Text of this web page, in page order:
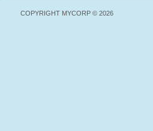
COPYRIGHT MYCORP © 2026